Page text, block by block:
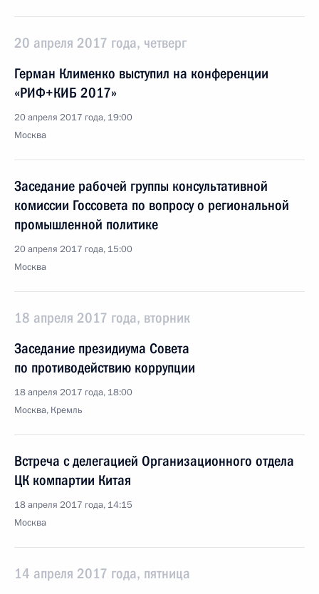
20 апреля 2017 года, четверг
Герман Клименко выступил на конференции
«РИФ+КИБ 2017»
20 апреля 2017 года, 19:00
Москва
Заседание рабочей группы консультативной
комиссии Госсовета по вопросу о региональной
промышленной политике
20 апреля 2017 года, 15:00
Москва
18 апреля 2017 года, вторник
Заседание президиума Совета
по противодействию коррупции
18 апреля 2017 года, 18:00
Москва, Кремль
Встреча с делегацией Организационного отдела
ЦК компартии Китая
18 апреля 2017 года, 14:15
Москва
14 апреля 2017 года, пятница